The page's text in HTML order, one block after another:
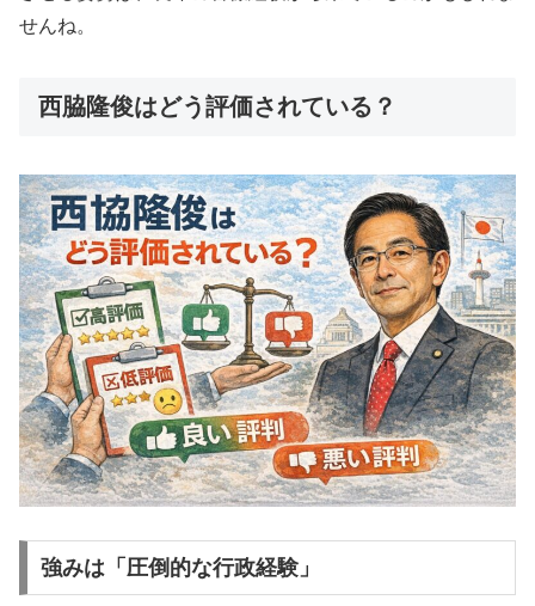
せんね。
西脇隆俊はどう評価されている？
強みは「圧倒的な行政経験」